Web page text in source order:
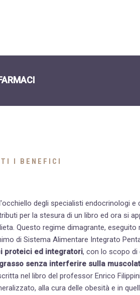
I BENEFICI
degli specialisti endocrinologi
per la stesura di un libro ed ora si
Questo regime dimagrante,
di Sistema Alimentare Integrato
proteici ed integratori, con lo scopo di
senza interferire sulla
nel libro del professor Enrico
alla cura delle obesità e in